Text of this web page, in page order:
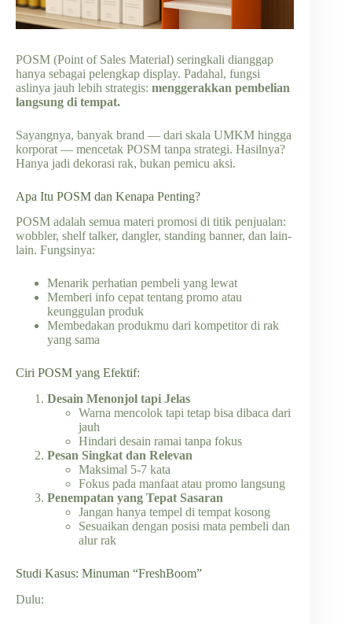
POSM (Point of Sales Material) seringkali dianggap
hanya sebagai pelengkap display. Padahal, fungsi
aslinya jauh lebih strategis: menggerakkan pembelian
langsung di tempat.
Sayangnya, banyak brand — dari skala UMKM hingga
korporat — mencetak POSM tanpa strategi. Hasilnya?
Hanya jadi dekorasi rak, bukan pemicu aksi.
Apa Itu POSM dan Kenapa Penting?
POSM adalah semua materi promosi di titik penjualan:
wobbler, shelf talker, dangler, standing banner, dan lain-
lain. Fungsinya:
Menarik perhatian pembeli yang lewat
Memberi info cepat tentang promo atau
keunggulan produk
Membedakan produkmu dari kompetitor di rak
yang sama
Ciri POSM yang Efektif:
Desain Menonjol tapi Jelas
Warna mencolok tapi tetap bisa dibaca dari
jauh
Hindari desain ramai tanpa fokus
Pesan Singkat dan Relevan
Maksimal 5-7 kata
Fokus pada manfaat atau promo langsung
Penempatan yang Tepat Sasaran
Jangan hanya tempel di tempat kosong
Sesuaikan dengan posisi mata pembeli dan
alur rak
Studi Kasus: Minuman “FreshBoom”
Dulu: